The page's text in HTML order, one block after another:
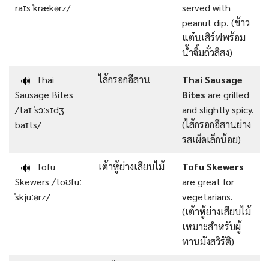
raɪs ˈkrækərz/
served with
peanut dip. (ข้าว
แต๋นเสิร์ฟพร้อม
น้ำจิ้มถั่วลิสง)
🔊 Thai
Sausage Bites
/taɪ ˈsɔːsɪdʒ
baɪts/
ไส้กรอกอีสาน
Thai Sausage
Bites are grilled
and slightly spicy.
(ไส้กรอกอีสานย่าง
รสเผ็ดเล็กน้อย)
🔊 Tofu
Skewers /ˈtoʊfuː
ˈskjuːərz/
เต้าหู้ย่างเสียบไม้
Tofu Skewers
are great for
vegetarians.
(เต้าหู้ย่างเสียบไม้
เหมาะสำหรับผู้
ทานมังสวิรัติ)